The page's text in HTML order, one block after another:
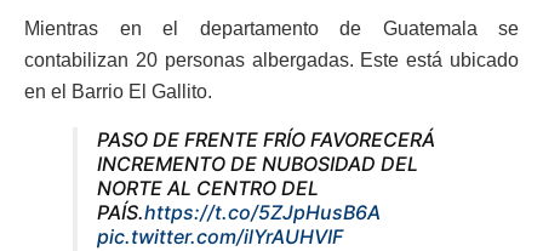
Mientras en el departamento de Guatemala se
contabilizan 20 personas albergadas. Este está ubicado
en el Barrio El Gallito.
PASO DE FRENTE FRÍO FAVORECERÁ
INCREMENTO DE NUBOSIDAD DEL
NORTE AL CENTRO DEL
PAÍS.https://t.co/5ZJpHusB6A
pic.twitter.com/ilYrAUHVIF